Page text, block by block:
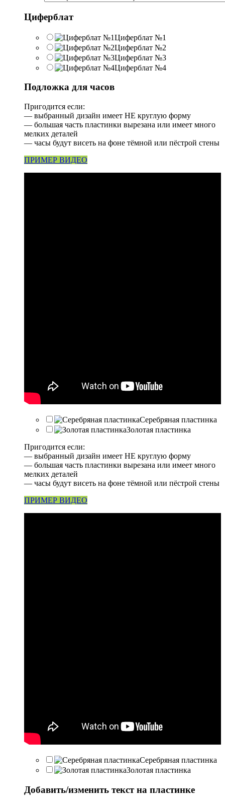
Циферблат
Циферблат №1
Циферблат №2
Циферблат №3
Циферблат №4
Подложка для часов
Пригодится если:
— выбранный дизайн имеет НЕ круглую форму
— большая часть пластинки вырезана или имеет много
мелких деталей
— часы будут висеть на фоне тёмной или пёстрой стены
ПРИМЕР ВИДЕО
Серебряная пластинка
Золотая пластинка
Пригодится если:
— выбранный дизайн имеет НЕ круглую форму
— большая часть пластинки вырезана или имеет много
мелких деталей
— часы будут висеть на фоне тёмной или пёстрой стены
ПРИМЕР ВИДЕО
Серебряная пластинка
Золотая пластинка
Добавить/изменить текст на пластинке